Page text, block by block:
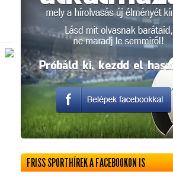
FRISS SPORTHÍREK A FACEBOOKON IS